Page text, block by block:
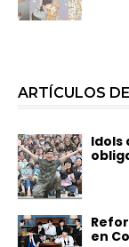
ARTÍCULOS
Idols
en